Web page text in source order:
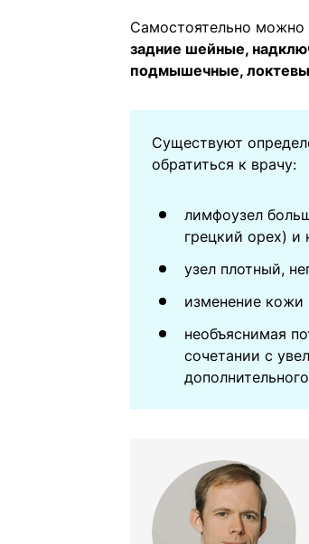
Самостоятельно можно
задние шейные,
подмышечные,
Существуют
обратиться к врачу:
лимфоузел
грецкий орех) и
узел плотный,
изменение кожи
необъяснимая
сочетании с